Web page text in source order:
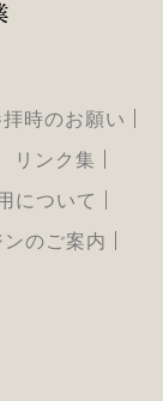
時のお願い
リンク集
について
のご案内